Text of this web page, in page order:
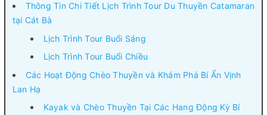
Thông Tin Chi Tiết Lịch Trình Tour Du Thuyền Catamaran
tại Cát Bà
Lịch Trình Tour Buổi Sáng
Lịch Trình Tour Buổi Chiều
Các Hoạt Động Chèo Thuyền và Khám Phá Bí Ẩn Vịnh
Lan Hạ
Kayak và Chèo Thuyền Tại Các Hang Động Kỳ Bí